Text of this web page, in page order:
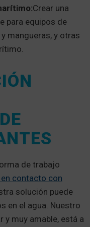
Crear una
para equipos de
mangueras, y otras
de trabajo
contacto con
solución puede
en el agua. Nuestro
y muy amable, está a